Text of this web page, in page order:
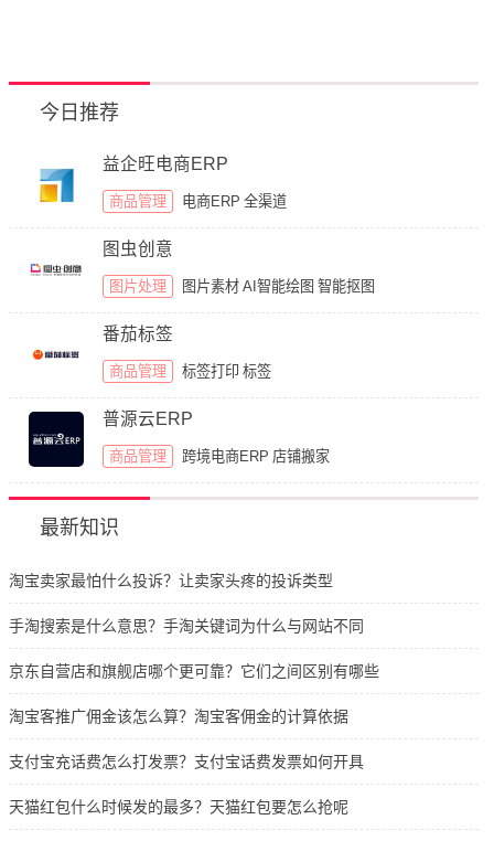
今日推荐
益企旺电商ERP
商品管理 电商ERP 全渠道
图虫创意
图片处理 图片素材 AI智能绘图 智能抠图
番茄标签
商品管理 标签打印 标签
普源云ERP
商品管理 跨境电商ERP 店铺搬家
最新知识
淘宝卖家最怕什么投诉？让卖家头疼的投诉类型
手淘搜索是什么意思？手淘关键词为什么与网站不同
京东自营店和旗舰店哪个更可靠？它们之间区别有哪些
淘宝客推广佣金该怎么算？淘宝客佣金的计算依据
支付宝充话费怎么打发票？支付宝话费发票如何开具
天猫红包什么时候发的最多？天猫红包要怎么抢呢